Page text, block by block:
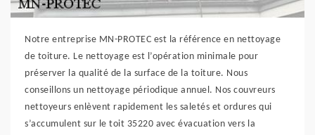
Notre entreprise MN-PROTEC est la référence en nettoyage
de toiture. Le nettoyage est l’opération minimale pour
préserver la qualité de la surface de la toiture. Nous
conseillons un nettoyage périodique annuel. Nos couvreurs
nettoyeurs enlèvent rapidement les saletés et ordures qui
s’accumulent sur le toit 35220 avec évacuation vers la